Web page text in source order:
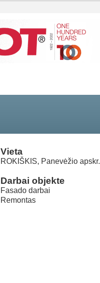
Vieta
ROKIŠKIS, Panevėžio apskr.
Darbai objekte
Fasado darbai
Remontas